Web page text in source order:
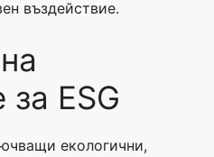
въздействие.
за ESG
екологични,